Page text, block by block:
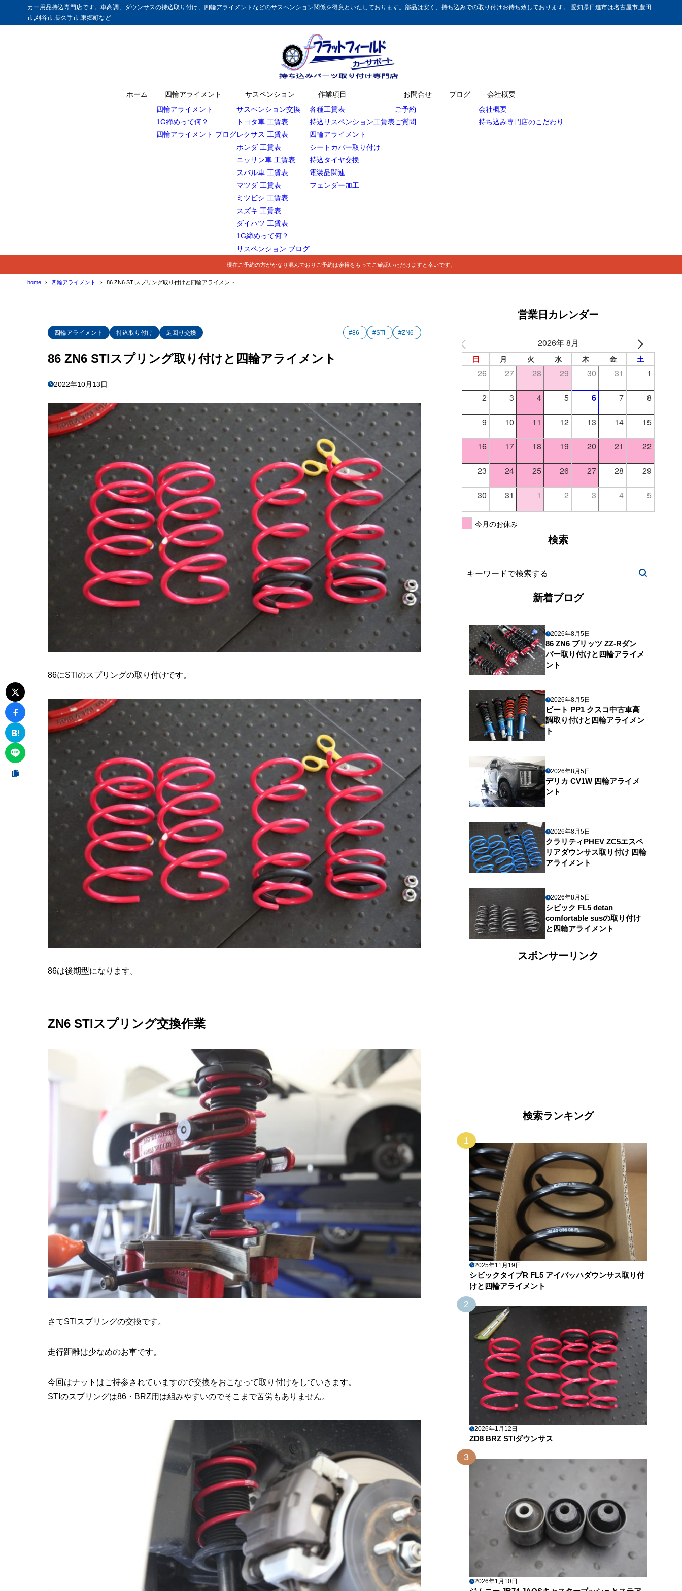
カー用品持込専門店です。車高調、ダウンサスの持込取り付け、四輪アライメントなどのサスペンション関係を得意といたしております。部品は安く、持ち込みでの取り付けお待ち致しております。 愛知県日進市は名古屋市,豊田
市,刈谷市,長久手市,東郷町など
ホーム
四輪アライメント
四輪アライメント
1G締めって何？
四輪アライメント ブログ
サスペンション
サスペンション交換
トヨタ車 工賃表
レクサス 工賃表
ホンダ 工賃表
ニッサン車 工賃表
スバル車 工賃表
マツダ 工賃表
ミツビシ 工賃表
スズキ 工賃表
ダイハツ 工賃表
1G締めって何？
サスペンション ブログ
作業項目
各種工賃表
持込サスペンション工賃表
四輪アライメント
シートカバー取り付け
持込タイヤ交換
電装品関連
フェンダー加工
お問合せ
ご予約
ご質問
ブログ
会社概要
会社概要
持ち込み専門店のこだわり
現在ご予約の方がかなり混んでおりご予約は余裕をもってご確認いただけますと幸いです。
home 四輪アライメント 86 ZN6 STIスプリング取り付けと四輪アライメント
四輪アライメント 持込取り付け 足回り交換 #86 #STI #ZN6
86 ZN6 STIスプリング取り付けと四輪アライメント
2022年10月13日
86にSTIのスプリングの取り付けです。
86は後期型になります。
ZN6 STIスプリング交換作業
さてSTIスプリングの交換です。
走行距離は少なめのお車です。
今回はナットはご持参されていますので交換をおこなって取り付けをしていきます。
STIのスプリングは86・BRZ用は組みやすいのでそこまで苦労もありません。
営業日カレンダー
2026年 8月
日 月 火 水 木 金 土
26 27 28 29 30 31 1
2 3 4 5 6 7 8
9 10 11 12 13 14 15
16 17 18 19 20 21 22
23 24 25 26 27 28 29
30 31 1 2 3 4 5
今月のお休み
検索
新着ブログ
2026年8月5日
86 ZN6 ブリッツ ZZ-Rダン
パー取り付けと四輪アライメ
ント
2026年8月5日
ビート PP1 クスコ中古車高
調取り付けと四輪アライメン
ト
2026年8月5日
デリカ CV1W 四輪アライメ
ント
2026年8月5日
クラリティPHEV ZC5エスペ
リアダウンサス取り付け 四輪
アライメント
2026年8月5日
シビック FL5 detan
comfortable susの取り付け
と四輪アライメント
スポンサーリンク
検索ランキング
1
2025年11月19日
シビックタイプR FL5 アイバッハダウンサス取り付
けと四輪アライメント
2
2026年1月12日
ZD8 BRZ STIダウンサス
3
2026年1月10日